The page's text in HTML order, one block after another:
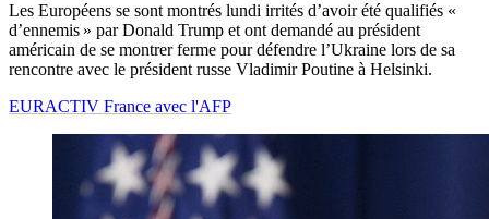
Les Européens se sont montrés lundi irrités d’avoir été qualifiés «
d’ennemis » par Donald Trump et ont demandé au président
américain de se montrer ferme pour défendre l’Ukraine lors de sa
rencontre avec le président russe Vladimir Poutine à Helsinki.
EURACTIV France avec l'AFP